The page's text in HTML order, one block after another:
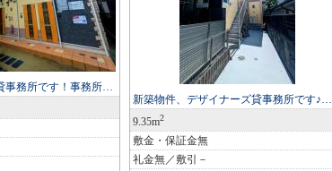
事務所です！事務所…
新築物件、デザイナーズ貸事務所です♪…
9.35m2
敷金・保証金無
礼金無／敷引－